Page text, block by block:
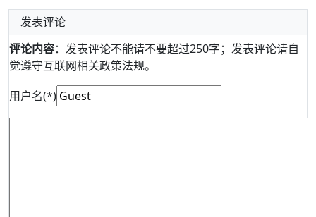
发表评论
评论内容：发表评论不能请不要超过250字；发表评论请自
觉遵守互联网相关政策法规。
用户名(*)